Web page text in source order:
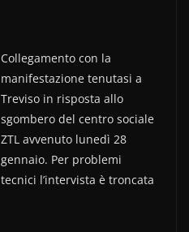
Collegamento con la
manifestazione tenutasi a
Treviso in risposta allo
sgombero del centro sociale
ZTL avvenuto lunedì 28
gennaio. Per problemi
tecnici l’intervista è troncata